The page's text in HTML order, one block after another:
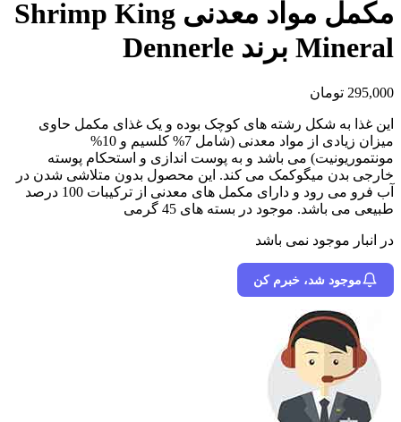
مکمل مواد معدنی Shrimp King
Mineral برند Dennerle
295,000 تومان
این غذا به شکل رشته های کوچک بوده و یک غذای مکمل حاوی
میزان زیادی از مواد معدنی (شامل 7% کلسیم و 10%
مونتموریونیت) می باشد و به پوست اندازی و استحکام پوسته
خارجی بدن میگوکمک می کند. این محصول بدون متلاشی شدن در
آب فرو می رود و دارای مکمل های معدنی از ترکیبات 100 درصد
طبیعی می باشد. موجود در بسته های 45 گرمی
در انبار موجود نمی باشد
موجود شد، خبرم کن